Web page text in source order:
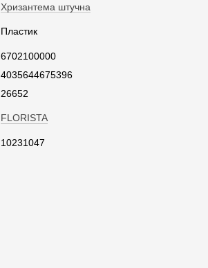
Хризантема штучна
Пластик
6702100000
4035644675396
26652
FLORISTA
10231047